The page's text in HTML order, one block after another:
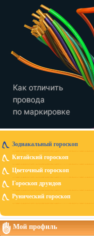
Зодиакальный гороскоп
Китайский гороскоп
Цветочный гороскоп
Гороскоп друидов
Рунический гороскоп
Мой профиль